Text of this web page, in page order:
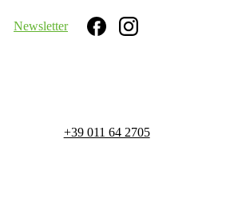
Newsletter
+39 011 64 2705